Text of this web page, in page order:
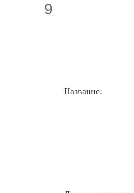
9
Название: